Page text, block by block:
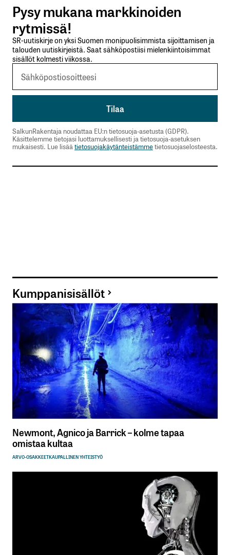
Lähetä kommentti
Pysy mukana markkinoiden
rytmissä!
SR-uutiskirje on yksi Suomen monipuolisimmista sijoittamisen ja
talouden uutiskirjeistä. Saat sähköpostiisi mielenkiintoisimmat
sisällöt kolmesti viikossa.
SalkunRakentaja noudattaa EU:n tietosuoja-asetusta (GDPR).
Käsittelemme tietojasi luottamuksellisesti ja tietosuoja-asetuksen
mukaisesti. Lue lisäätietosuojakäytänteistämmetietosuojaselosteesta.
Kumppanisisällöt
Newmont, Agnico ja Barrick – kolme tapaa
omistaa kultaa
ARVO-OSAKKEETKAUPALLINEN YHTEISTYÖ